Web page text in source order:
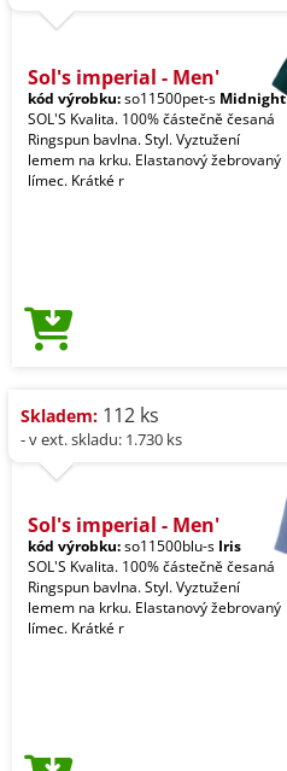
Sol's imperial - Men'
kód výrobku:so11500pet-s Midnight
SOL'S Kvalita. 100% částečně česaná
Ringspun bavlna. Styl. Vyztužení
lemem na krku. Elastanový žebrovaný
límec. Krátké r
Skladem: 112 ks
- v ext. skladu: 1.730 ks
Sol's imperial - Men'
kód výrobku:so11500blu-s Iris
SOL'S Kvalita. 100% částečně česaná
Ringspun bavlna. Styl. Vyztužení
lemem na krku. Elastanový žebrovaný
límec. Krátké r